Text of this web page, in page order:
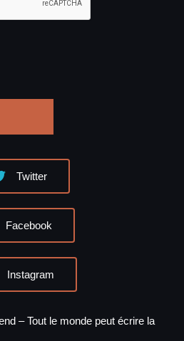
Twitter
Facebook
Instagram
– Tout le monde peut écrire la